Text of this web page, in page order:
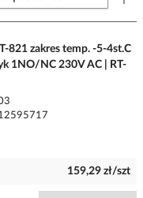
821 zakres temp. -5-4st.C
1NO/NC 230V AC | RT-
159,29 zł/szt